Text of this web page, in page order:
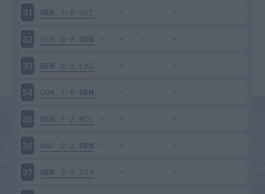
31 GEN 1-0 UDI
32 VER 0-0 GEN
33 GEN 0-2 LAZ
34 COM 1-0 GEN
35 GEN 1-2 MIL
36 NAP 2-2 GEN
37 GEN 2-3 ATA